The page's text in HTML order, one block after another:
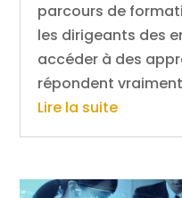
parcours de
les dirigeants des
accéder à des
répondent
Lire la suite